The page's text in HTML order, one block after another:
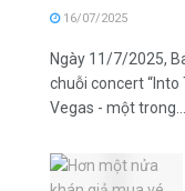
16/07/2025
Ngày 11/7/2025,
chuỗi concert “Into
Vegas - một trong...